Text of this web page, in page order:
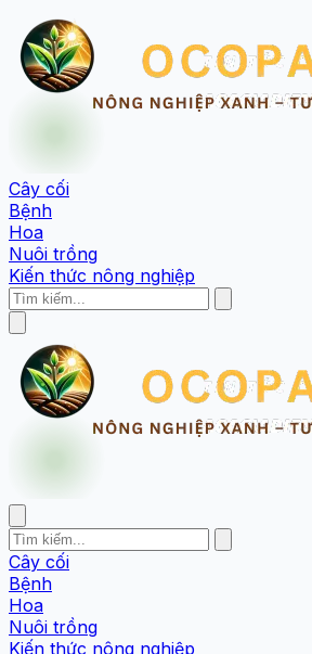
Cây cối
Bệnh
Hoa
Nuôi trồng
Kiến thức nông nghiệp
Cây cối
Bệnh
Hoa
Nuôi trồng
Kiến thức nông nghiệp